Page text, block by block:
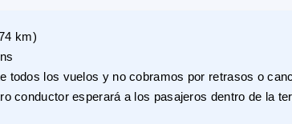
km)
todos los vuelos y no cobramos por retrasos o
conductor esperará a los pasajeros dentro de la